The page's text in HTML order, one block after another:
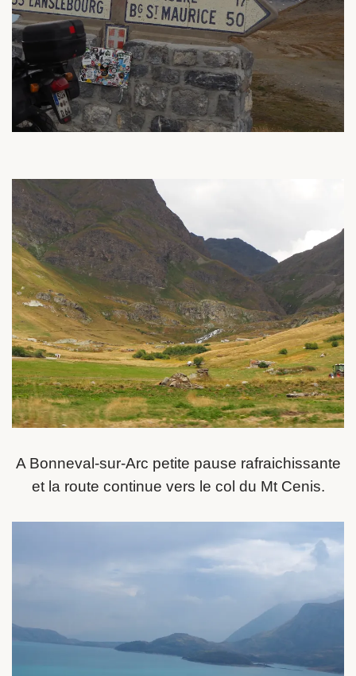
A Bonneval-sur-Arc petite pause rafraichissante
et la route continue vers le col du Mt Cenis.